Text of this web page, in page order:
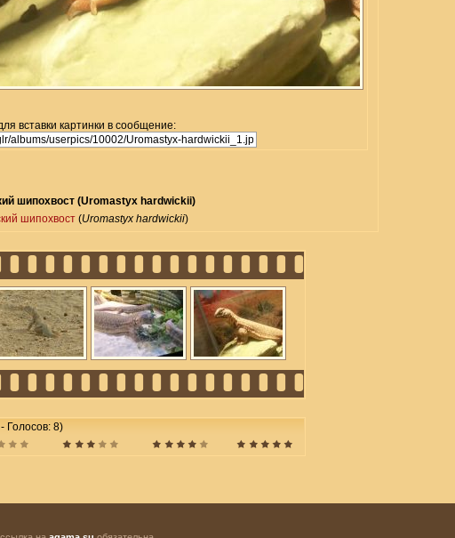
вставки картинки в сообщение:
шипохвост (Uromastyx hardwickii)
шипохвост (Uromastyx hardwickii)
Голосов: 8)